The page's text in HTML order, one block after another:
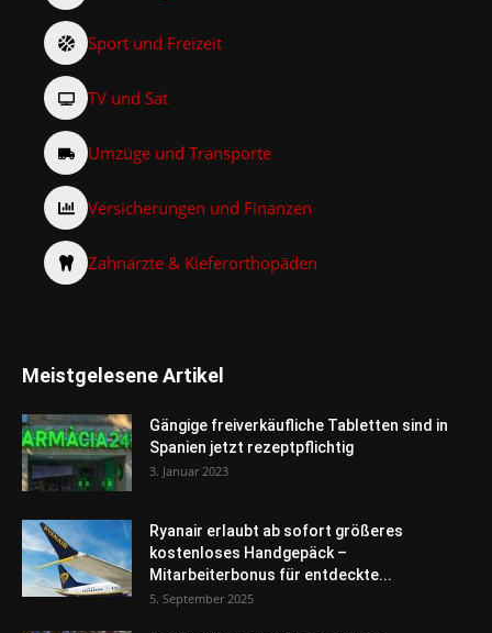
Sport und Freizeit
TV und Sat
Umzüge und Transporte
Versicherungen und Finanzen
Zahnärzte & Kieferorthopäden
Meistgelesene Artikel
Gängige freiverkäufliche Tabletten sind in
Spanien jetzt rezeptpflichtig
3. Januar 2023
Ryanair erlaubt ab sofort größeres
kostenloses Handgepäck –
Mitarbeiterbonus für entdeckte...
5. September 2025